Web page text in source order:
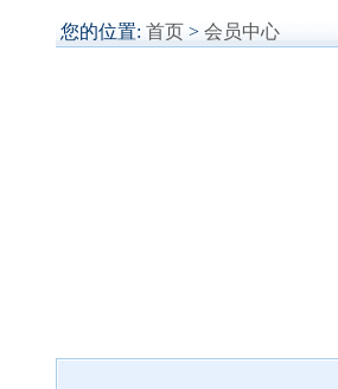
您的位置: 首页> 会员中心